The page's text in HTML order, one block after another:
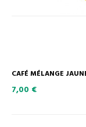
CAFÉ MÉLANGE
7,00 €